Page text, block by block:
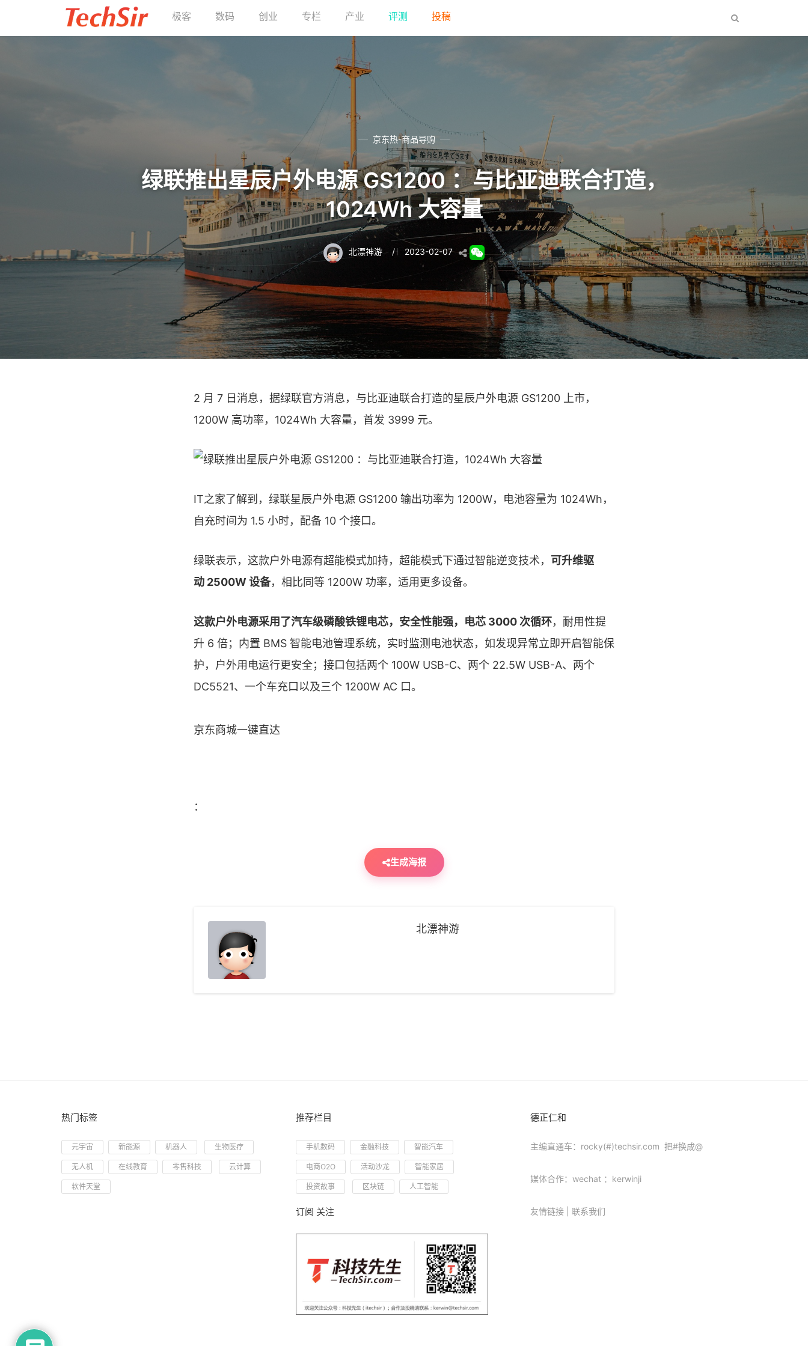
极客 数码 创业 专栏 产业 评测 投稿
京东热-商品导购
绿联推出星辰户外电源 GS1200 ：与比亚迪联合打造，
1024Wh 大容量
北漂神游 / 2023-02-07
2 月 7 日消息，据绿联官方消息，与比亚迪联合打造的星辰户外电源 GS1200 上市，
1200W 高功率，1024Wh 大容量，首发 3999 元。
IT之家了解到，绿联星辰户外电源 GS1200 输出功率为 1200W，电池容量为 1024Wh，
自充时间为 1.5 小时，配备 10 个接口。
绿联表示，这款户外电源有超能模式加持，超能模式下通过智能逆变技术， 可升维驱
动 2500W 设备，相比同等 1200W 功率，适用更多设备。
这款户外电源采用了汽车级磷酸铁锂电芯，安全性能强，电芯 3000 次循环，耐用性提
升 6 倍；内置 BMS 智能电池管理系统，实时监测电池状态，如发现异常立即开启智能保
护，户外用电运行更安全；接口包括两个 100W USB-C、两个 22.5W USB-A、两个
DC5521、一个车充口以及三个 1200W AC 口。
京东商城一键直达
：
生成海报
北漂神游
热门标签
元宇宙 新能源 机器人 生物医疗
无人机 在线教育 零售科技 云计算
软件天堂
推荐栏目
手机数码 金融科技 智能汽车
电商O2O 活动沙龙 智能家居
投资故事 区块链 人工智能
订阅 关注
德正仁和
主编直通车：rocky(#)techsir.com 把#换成@
媒体合作：wechat ：kerwinji
友情链接 联系我们